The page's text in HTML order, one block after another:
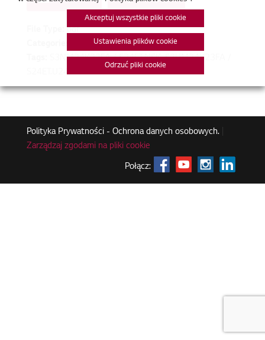
pdf
Deklaracja Zgodności
S3NM24K23FA / S24ET.NSK, S3UM24K23FA /
S24ET.U24
Polityka Prywatności - Ochrona danych osobowych.|
Zarządzaj zgodami na pliki cookie
Połącz:
Akceptuj wszystkie pliki cookie
Ustawienia plików cookie
Odrzuć pliki cookie